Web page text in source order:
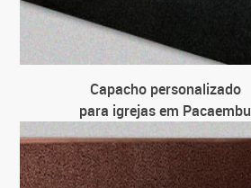
Capacho personalizado
para igrejas em Pacaembu